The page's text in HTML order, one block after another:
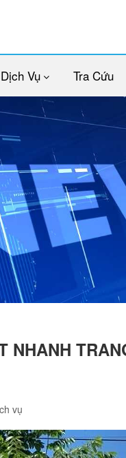
Dịch Vụ Tra Cứu
NHANH
vụ